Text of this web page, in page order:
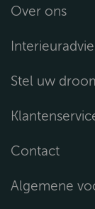
Over ons
Stel uw
Contact
Algemene